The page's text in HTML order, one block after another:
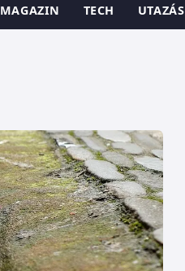
MAGAZIN TECH UTAZÁS